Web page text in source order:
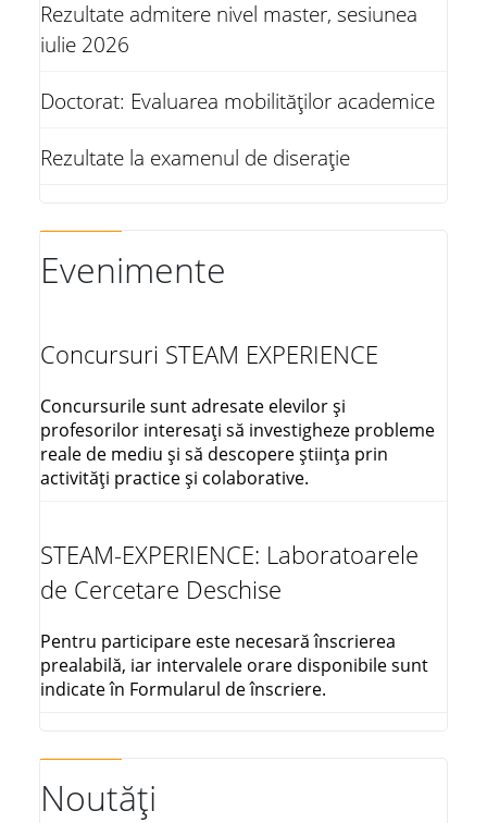
Rezultate admitere nivel master, sesiunea
iulie 2026
Doctorat: Evaluarea mobilităților academice
Rezultate la examenul de diserație
Evenimente
Concursuri STEAM EXPERIENCE
Concursurile sunt adresate elevilor și
profesorilor interesați să investigheze probleme
reale de mediu și să descopere știința prin
activități practice și colaborative.
STEAM-EXPERIENCE: Laboratoarele
de Cercetare Deschise
Pentru participare este necesară înscrierea
prealabilă, iar intervalele orare disponibile sunt
indicate în Formularul de înscriere.
Noutăți